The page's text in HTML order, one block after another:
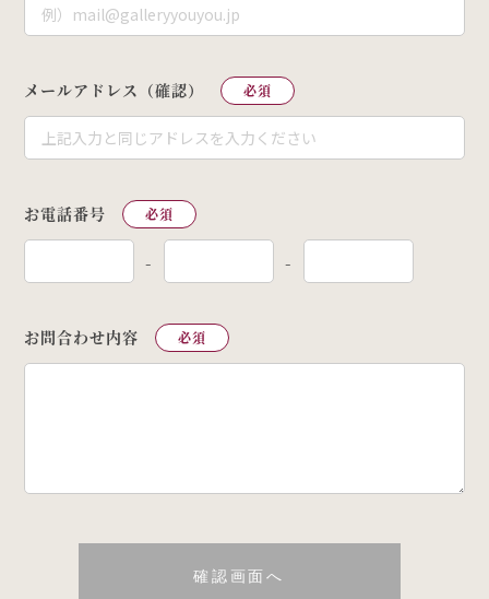
メールアドレス（確認） 必須
お電話番号 必須
- -
お問合わせ内容 必須